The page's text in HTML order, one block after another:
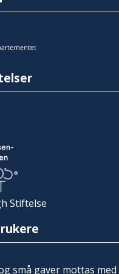
Stiftelse
små gaver mottas med